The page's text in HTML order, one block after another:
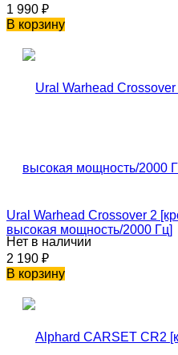
1 990 ₽
В корзину
Ural Warhead Crossover 2
высокая мощность/2000 Гц]
Нет в наличии
2 190 ₽
В корзину